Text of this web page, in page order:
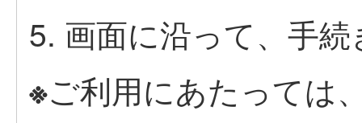
5. 画面に沿って、手
※ご利用にあたっては